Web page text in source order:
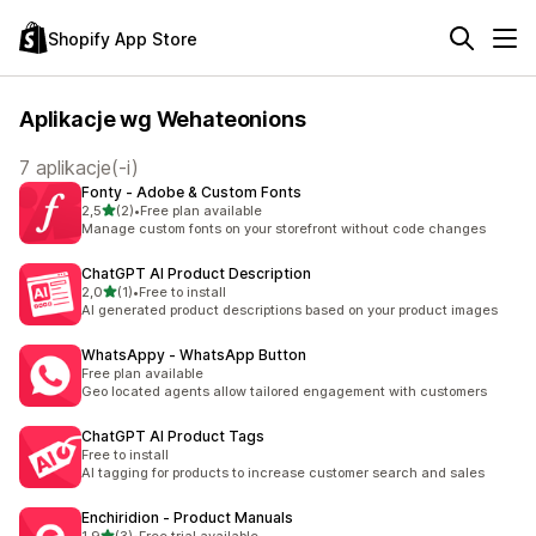
Shopify App Store
Aplikacje wg Wehateonions
7 aplikacje(-i)
Fonty ‑ Adobe & Custom Fonts
2,5na 5 gwiazdek
(2)
Łączna liczba recenzji: 2
•Free plan available
Manage custom fonts on your storefront without code changes
ChatGPT AI Product Description
2,0na 5 gwiazdek
(1)
Łączna liczba recenzji: 1
•Free to install
AI generated product descriptions based on your product images
WhatsAppy ‑ WhatsApp Button
Free plan available
Geo located agents allow tailored engagement with customers
ChatGPT AI Product Tags
Free to install
AI tagging for products to increase customer search and sales
Enchiridion ‑ Product Manuals